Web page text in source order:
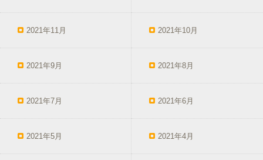
2021年11月 2021年10月
2021年9月 2021年8月
2021年7月 2021年6月
2021年5月 2021年4月